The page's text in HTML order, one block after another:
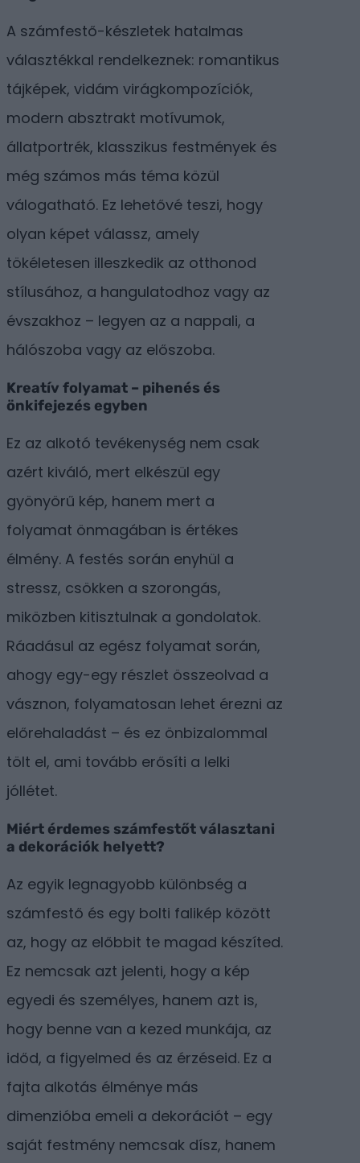
A számfestő-készletek hatalmas
választékkal rendelkeznek: romantikus
tájképek, vidám virágkompozíciók,
modern absztrakt motívumok,
állatportrék, klasszikus festmények és
még számos más téma közül
válogatható. Ez lehetővé teszi, hogy
olyan képet válassz, amely
tökéletesen illeszkedik az otthonod
stílusához, a hangulatodhoz vagy az
évszakhoz – legyen az a nappali, a
hálószoba vagy az előszoba.
Kreatív folyamat – pihenés és
önkifejezés egyben
Ez az alkotó tevékenység nem csak
azért kiváló, mert elkészül egy
gyönyörű kép, hanem mert a
folyamat önmagában is értékes
élmény. A festés során enyhül a
stressz, csökken a szorongás,
miközben kitisztulnak a gondolatok.
Ráadásul az egész folyamat során,
ahogy egy-egy részlet összeolvad a
vásznon, folyamatosan lehet érezni az
előrehaladást – és ez önbizalommal
tölt el, ami tovább erősíti a lelki
jóllétet.
Miért érdemes számfestőt választani
a dekorációk helyett?
Az egyik legnagyobb különbség a
számfestő és egy bolti falikép között
az, hogy az előbbit te magad készíted.
Ez nemcsak azt jelenti, hogy a kép
egyedi és személyes, hanem azt is,
hogy benne van a kezed munkája, az
időd, a figyelmed és az érzéseid. Ez a
fajta alkotás élménye más
dimenzióba emeli a dekorációt – egy
saját festmény nemcsak dísz, hanem